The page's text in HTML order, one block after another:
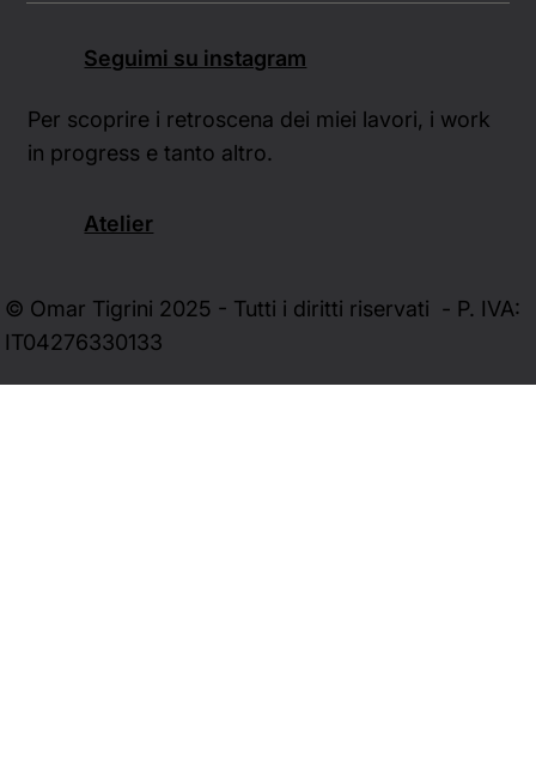
Seguimi su instagram
Per scoprire i retroscena dei miei lavori, i work
in progress e tanto altro.
Atelier
© Omar Tigrini 2025 - Tutti i diritti riservati - P. IVA:
IT04276330133